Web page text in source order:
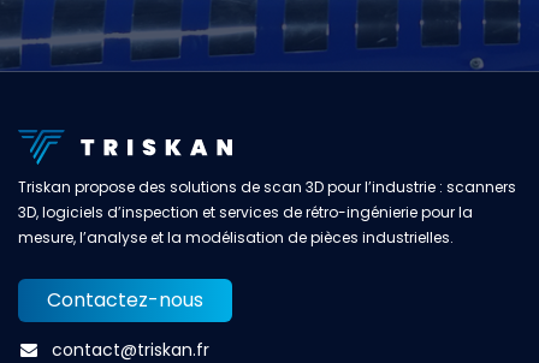
Triskan propose des solutions de scan 3D pour l’industrie : scanners
3D, logiciels d’inspection et services de rétro-ingénierie pour la
mesure, l’analyse et la modélisation de pièces industrielles.
Contactez-nous
contact@triskan.fr